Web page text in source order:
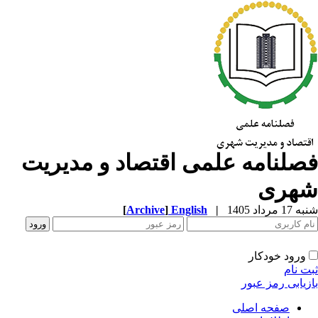
علمی اقتصاد و مدیریت
مرداد 1405 |
English
[Archive]
ورود خودکار
نام
رمز عبور
صفحه اصلی